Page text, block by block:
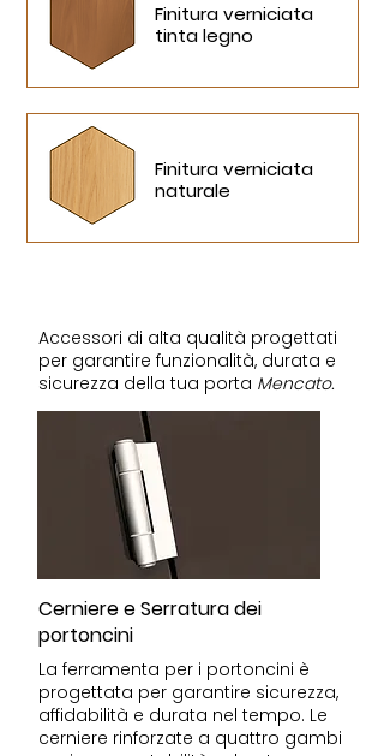
Finitura verniciata
tinta legno
Finitura verniciata
naturale
Accessori di alta qualità progettati
per garantire funzionalità, durata e
sicurezza della tua porta Mencato.
Cerniere e Serratura dei
portoncini
La ferramenta per i portoncini è
progettata per garantire sicurezza,
affidabilità e durata nel tempo. Le
cerniere rinforzate a quattro gambi